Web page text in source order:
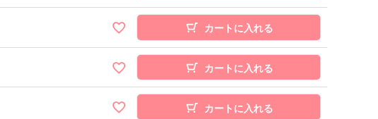
カートに入れる
カートに入れる
カートに入れる